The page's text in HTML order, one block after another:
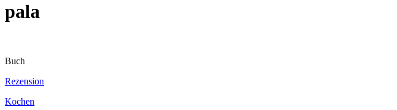
pala
Buch
Rezension
Kochen